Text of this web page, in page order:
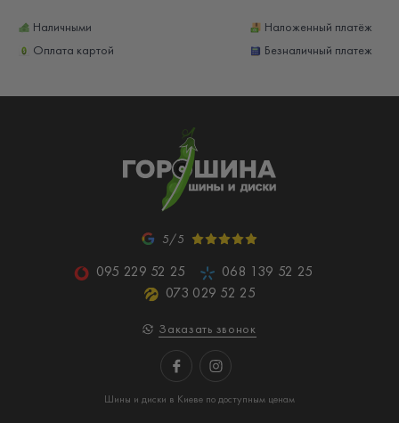
Наличными
Наложенный платёж
Оплата картой
Безналичный платеж
5/5
095 229 52 25
068 139 52 25
073 029 52 25
Заказать звонок
Шины и диски в Киеве по доступным ценам